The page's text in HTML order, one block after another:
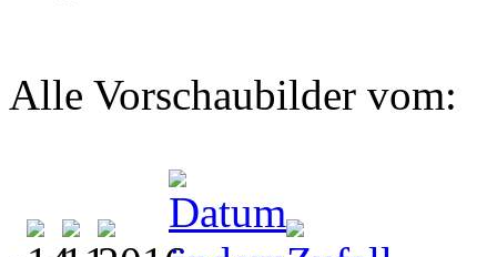
Alle Vorschaubilder vom: